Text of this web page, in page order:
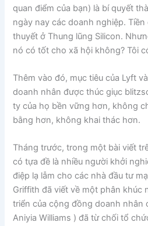
quan điểm của bạn) là bí quyết
ngày nay các doanh nghiệp.
thuyết ở Thung lũng Silicon.
nó có tốt cho xã hội không? Tôi
Thêm vào đó, mục tiêu của Lyft
doanh nhân được thúc giục
ty của họ bền vững hơn, không
bằng hơn, không khai thác hơn.
Tháng trước, trong một bài viết
có tựa đề là nhiều người khởi
điệp lạ lẫm cho các nhà đầu tư
Griffith đã viết về một phân khúc
triển của cộng đồng doanh nhân
Aniyia Williams ) đã từ chối tổ